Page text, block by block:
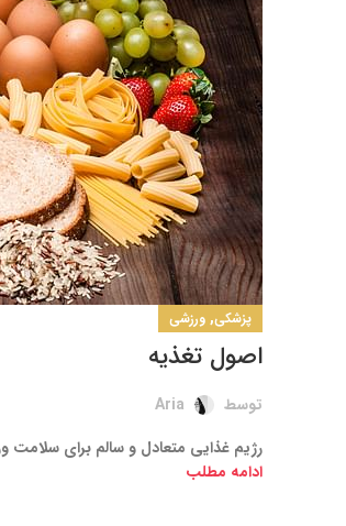
پزشکی, ورزشی
اصول تغذیه
توسط
Aria
رژیم غذایی متعادل و سالم برای سلامت
ادامه مطلب